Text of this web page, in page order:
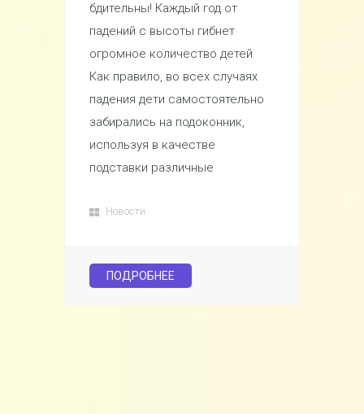
бдительны! Каждый год от
падений с высоты гибнет
огромное количество детей
Как правило, во всех случаях
падения дети самостоятельно
забирались на подоконник,
используя в качестве
подставки различные
Новости
ПОДРОБНЕЕ